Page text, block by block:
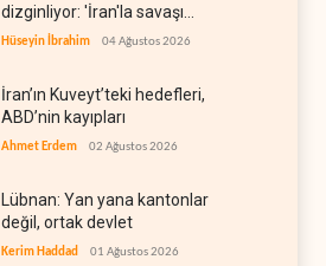
dizginliyor: 'İran'la savaşı
kaldıracak gücümüz yok'
Hüseyin İbrahim 04 Ağustos 2026
İran’ın Kuveyt’teki hedefleri,
ABD’nin kayıpları
Ahmet Erdem 02 Ağustos 2026
Lübnan: Yan yana kantonlar
değil, ortak devlet
Kerim Haddad 01 Ağustos 2026